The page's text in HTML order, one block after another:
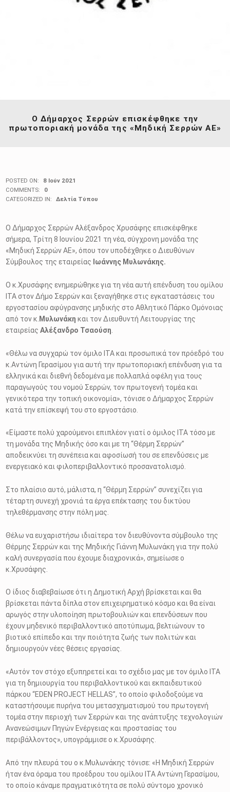
Ο Δήμαρχος Σερρών επισκέφθηκε την
πρωτοποριακή μονάδα της «Μηδική Σερρών ΑΕ»
POSTED ON:
8 Ιούν 2021
COMMENTS:
0
CATEGORIZED IN:
Δελτία Τύπου
Ο Δήμαρχος Σερρών Αλέξανδρος Χρυσάφης επισκέφθηκε
σήμερα, Τρίτη 8 Ιουνίου 2021 τη νέα, σύγχρονη μονάδα της
«Μηδική Σερρών ΑΕ», όπου τον υποδέχθηκε ο Διευθύνων
Σύμβουλος της εταιρείας Ιωάννης Μυλωνάκης.
Ο κ.Χρυσάφης ενημερώθηκε για τη νέα αυτή επένδυση του ομίλου
ΙΤΑ στον Δήμο Σερρών και ξεναγήθηκε στις εγκαταστάσεις του
εργοστασίου αφύγρανσης μηδικής στο Αθλητικό Πάρκο Ομόνοιας
από τον κ. Μυλωνάκηκαι τον Διευθυντή Λειτουργίας της
εταιρείαςΑλέξανδρο Τσαούση
«Θέλω να συγχαρώ τον όμιλο ΙΤΑ και προσωπικά τον πρόεδρό του
κ.Αντώνη Γερασίμου για αυτή την πρωτοποριακή επένδυση για τα
ελληνικά και διεθνή δεδομένα με πολλαπλά οφέλη για τους
παραγωγούς του νομού Σερρών, τον πρωτογενή τομέα και
γενικότερα την τοπική οικονομία», τόνισε ο Δήμαρχος Σερρών
κατά την επίσκεψή του στο εργοστάσιο.
«Είμαστε πολύ χαρούμενοι επιπλέον γιατί ο όμιλος ΙΤΑ τόσο με
τη μονάδα της Μηδικής όσο και με τη “Θέρμη Σερρών”
αποδεικνύει τη συνέπεια και αφοσίωσή του σε επενδύσεις με
ενεργειακό και φιλοπεριβαλλοντικό προσανατολισμό.
Στο πλαίσιο αυτό, μάλιστα, η “Θέρμη Σερρών” συνεχίζει για
τέταρτη συνεχή χρονιά τα έργα επέκτασης του δικτύου
τηλεθέρμανσης στην πόλη μας.
Θέλω να ευχαριστήσω ιδιαίτερα τον διευθύνοντα σύμβουλο της
Θέρμης Σερρών και της Μηδικής Γιάννη Μυλωνάκη για την πολύ
καλή συνεργασία που έχουμε διαχρονικά», σημείωσε ο
κ.Χρυσάφης.
Ο ίδιος διαβεβαίωσε ότι η Δημοτική Αρχή βρίσκεται και θα
βρίσκεται πάντα δίπλα στον επιχειρηματικό κόσμο και θα είναι
αρωγός στην υλοποίηση πρωτοβουλιών και επενδύσεων που
έχουν μηδενικό περιβαλλοντικό αποτύπωμα, βελτιώνουν το
βιοτικό επίπεδο και την ποιότητα ζωής των πολιτών και
δημιουργούν νέες θέσεις εργασίας.
«Αυτόν τον στόχο εξυπηρετεί και το σχέδιο μας με τον όμιλο ΙΤΑ
για τη δημιουργία του περιβαλλοντικού και εκπαιδευτικού
πάρκου“EDEN PROJECT HELLAS”, το οποίο φιλοδοξούμε να
καταστήσουμε πυρήνα του μετασχηματισμού του πρωτογενή
τομέα στην περιοχή των Σερρών και της ανάπτυξης τεχνολογιών
Ανανεώσιμων Πηγών Ενέργειας και προστασίας του
περιβάλλοντος», υπογράμμισε ο κ.Χρυσάφης.
Από την πλευρά του ο κ.Μυλωνάκης τόνισε: «Η Μηδική Σερρών
ήταν ένα όραμα του προέδρου του ομίλου ΙΤΑ Αντώνη Γερασίμου,
το οποίο κάναμε πραγματικότητα σε πολύ σύντομο χρονικό